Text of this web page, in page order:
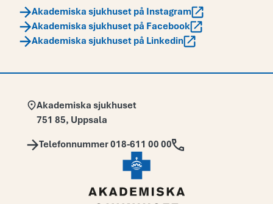
Akademiska sjukhuset på Instagram
Akademiska sjukhuset på Facebook
Akademiska sjukhuset på Linkedin
Adress:
Akademiska sjukhuset
751 85, Uppsala
Telefon:
Telefonnummer 018-611 00 00